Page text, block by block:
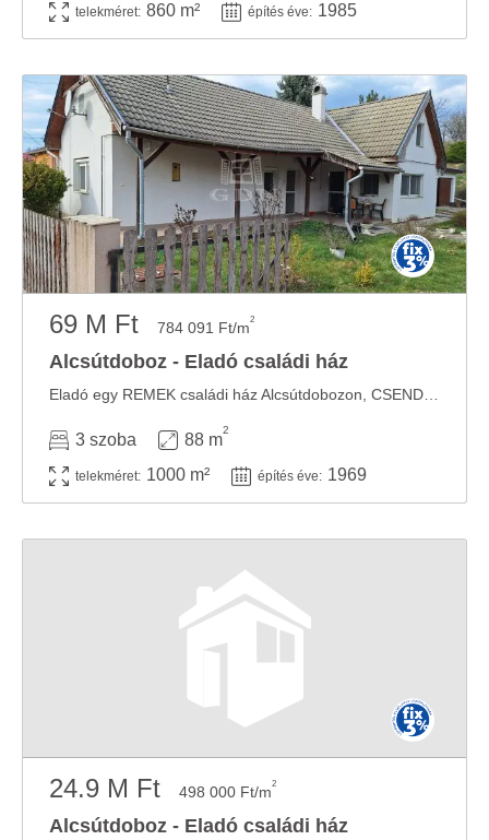
telekméret: 860 m² építés éve: 1985
69 M Ft 784 091 Ft/m2
Alcsútdoboz - Eladó családi ház
3 szoba 88 m
2
telekméret: 1000 m² építés éve: 1969
24.9 M Ft 498 000 Ft/m2
Alcsútdoboz - Eladó családi ház